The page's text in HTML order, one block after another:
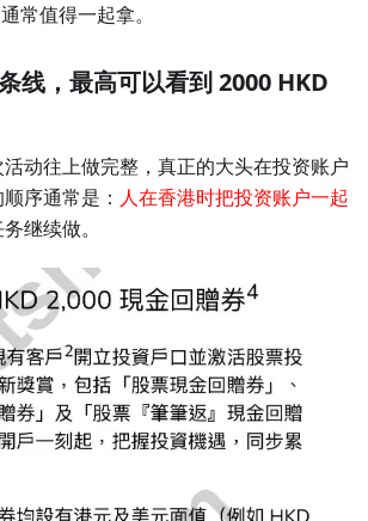
通常值得一起拿。
线，最高可以看到 2000 HKD
动往上做完整，真正的大头在投资账户
序通常是： 人在香港时把投资账户一起
继续做。